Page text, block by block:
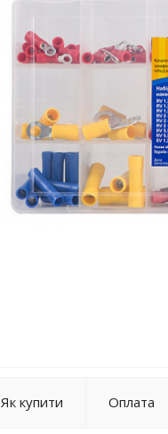
Як купити Оплата